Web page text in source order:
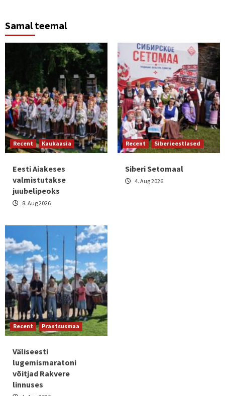
Samal teemal
Recent Kaukaasia
Eesti Aiakeses
valmistutakse
juubelipeoks
8. Aug 2026
Recent Siberieestlased
Siberi Setomaal
4. Aug 2026
Recent Prantsusmaa
Väliseesti
lugemismaratoni
võitjad Rakvere
linnuses